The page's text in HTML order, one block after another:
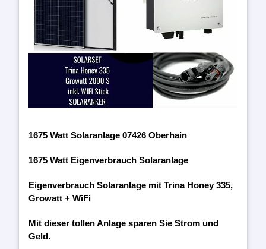
1675 Watt Solaranlage 07426 Oberhain
1675 Watt Eigenverbrauch Solaranlage
Eigenverbrauch Solaranlage mit Trina Honey 335,
Growatt + WiFi
Mit dieser tollen Anlage sparen Sie Strom und
Geld.